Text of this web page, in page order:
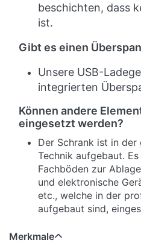
beschichten, dass
ist.
Gibt es einen
Unsere USB-
integrierten
Können andere
eingesetzt werden?
Der Schrank ist in
Technik aufgebaut.
Fachböden zur
und elektronische
etc., welche in der
aufgebaut sind,
Merkmale